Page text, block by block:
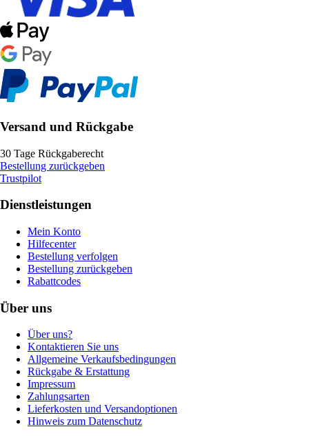
Versand und Rückgabe
30 Tage Rückgaberecht
Bestellung zurückgeben
Trustpilot
Dienstleistungen
Mein Konto
Hilfecenter
Bestellung verfolgen
Bestellung zurückgeben
Rabattcodes
Über uns
Über uns?
Kontaktieren Sie uns
Allgemeine Verkaufsbedingungen
Rückgabe & Erstattung
Impressum
Zahlungsarten
Lieferkosten und Versandoptionen
Hinweis zum Datenschutz